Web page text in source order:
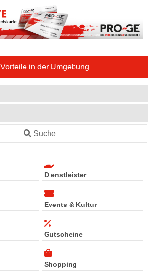
Vorteile in der Umgebung
Suche
Dienstleister
Events & Kultur
Gutscheine
Shopping